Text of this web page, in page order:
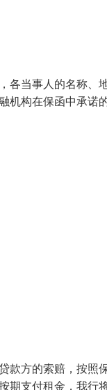
各当事人的名称、
机构在保函中承诺
款方的索赔，按照
期支付租金，我行